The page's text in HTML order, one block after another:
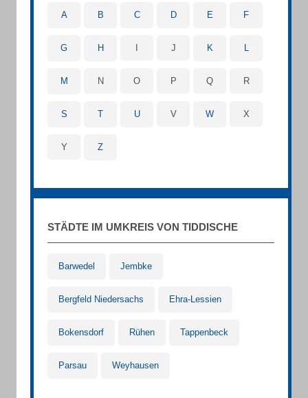
A B C D E F
G H J K L
M N O P Q R
S T U V W X
Y Z
STÄDTE IM UMKREIS VON TIDDISCHE
Barwedel Jembke
Bergfeld Niedersachs Ehra-Lessien
Bokensdorf Rühen Tappenbeck
Parsau Weyhausen